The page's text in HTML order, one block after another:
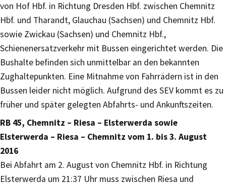
von Hof Hbf. in Richtung Dresden Hbf. zwischen Chemnitz
Hbf. und Tharandt, Glauchau (Sachsen) und Chemnitz Hbf.
sowie Zwickau (Sachsen) und Chemnitz Hbf.,
Schienenersatzverkehr mit Bussen eingerichtet werden. Die
Bushalte befinden sich unmittelbar an den bekannten
Zughaltepunkten. Eine Mitnahme von Fahrrädern ist in den
Bussen leider nicht möglich. Aufgrund des SEV kommt es zu
früher und später gelegten Abfahrts- und Ankunftszeiten.
RB 45, Chemnitz – Riesa – Elsterwerda sowie
Elsterwerda – Riesa – Chemnitz vom 1. bis 3. August
2016
Bei Abfahrt am 2. August von Chemnitz Hbf. in Richtung
Elsterwerda um 21:37 Uhr muss zwischen Riesa und